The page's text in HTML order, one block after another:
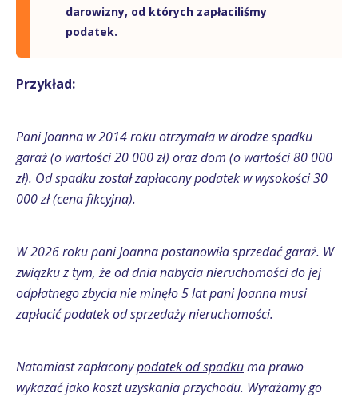
darowizny, od których zapłaciliśmy
podatek.
Przykład:
Pani Joanna w 2014 roku otrzymała w drodze spadku
garaż (o wartości 20 000 zł) oraz dom (o wartości 80 000
zł). Od spadku został zapłacony podatek w wysokości 30
000 zł (cena fikcyjna).
W 2026 roku pani Joanna postanowiła sprzedać garaż. W
związku z tym, że od dnia nabycia nieruchomości do jej
odpłatnego zbycia nie minęło 5 lat pani Joanna musi
zapłacić podatek od sprzedaży nieruchomości.
Natomiast zapłaconypodatek od spadkuma prawo
wykazać jako koszt uzyskania przychodu. Wyrażamy go